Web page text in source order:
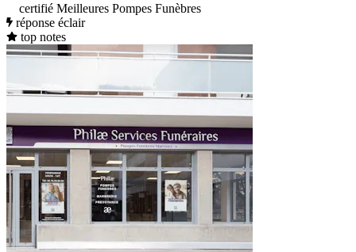
certifié Meilleures Pompes Funèbres
réponse éclair
top notes